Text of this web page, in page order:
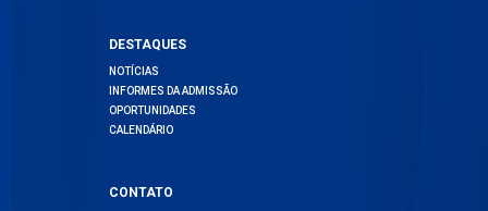
DESTAQUES
NOTÍCIAS
INFORMES DA ADMISSÃO
OPORTUNIDADES
CALENDÁRIO
CONTATO